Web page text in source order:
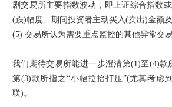
剧交易所主要指数波动，即上证综合指数
(跌)幅度、期间投资者主动买入(卖出)金额
(5) 交易所认为需要重点监控的其他异常交易
我们期待交易所能进一步澄清第(1)至(4)款
第(3)款所指之“小幅拉抬打压”(尤其考虑
联)。